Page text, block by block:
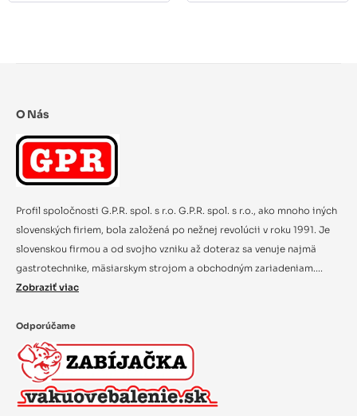
O Nás
Profil spoločnosti G.P.R. spol. s r.o. G.P.R. spol. s r.o., ako mnoho iných
slovenských firiem, bola založená po nežnej revolúcii v roku 1991. Je
slovenskou firmou a od svojho vzniku až doteraz sa venuje najmä
gastrotechnike, mäsiarskym strojom a obchodným zariadeniam....
Zobraziť viac
Odporúčame